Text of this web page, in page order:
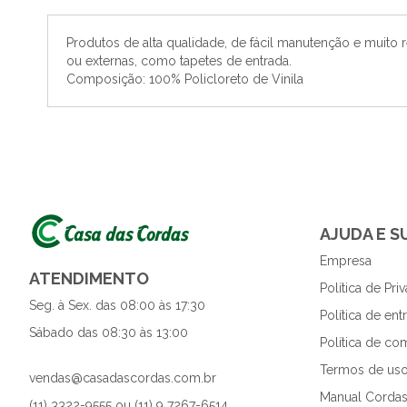
Galeria
Produtos de alta qualidade, de fácil manutenção e
ou externas, como tapetes de entrada.
Composição: 100% Policloreto de Vinila
ATENDIMENTO
Seg. à Sex. das 08:00 às 17:30
Sábado das 08:30 às 13:00
vendas@casadascordas.com.br
AJUDA E
Empresa
Política de
Política de
Política de
Termos de
Manual